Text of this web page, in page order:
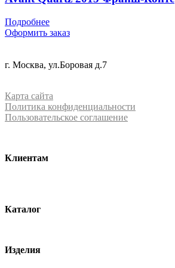
Подробнее
Оформить заказ
г. Москва, ул.Боровая д.7
Карта сайта
Политика конфиденциальности
Пользовательское соглашение
Клиентам
Каталог
Изделия